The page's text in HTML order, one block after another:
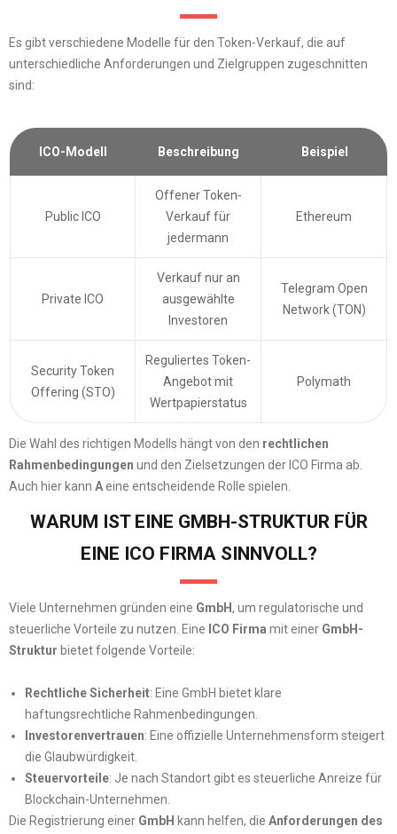
Es gibt verschiedene Modelle für den Token-Verkauf, die auf
unterschiedliche Anforderungen und Zielgruppen zugeschnitten
sind:
ICO-Modell Beschreibung Beispiel
Public ICO
Offener Token-
Verkauf für
jedermann
Ethereum
Private ICO
Verkauf nur an
ausgewählte
Investoren
Telegram Open
Network (TON)
Security Token
Offering (STO)
Reguliertes Token-
Angebot mit
Wertpapierstatus
Polymath
Die Wahl des richtigen Modells hängt von den rechtlichen
Rahmenbedingungen und den Zielsetzungen der ICO Firma ab.
Auch hier kann Aeine entscheidende Rolle spielen.
WARUM IST EINE GMBH-STRUKTUR FÜR
EINE ICO FIRMA SINNVOLL?
Viele Unternehmen gründen eine GmbH, um regulatorische und
steuerliche Vorteile zu nutzen. Eine ICO Firma mit einer GmbH-
Struktur bietet folgende Vorteile:
Rechtliche Sicherheit: Eine GmbH bietet klare
haftungsrechtliche Rahmenbedingungen.
Investorenvertrauen: Eine offizielle Unternehmensform steigert
die Glaubwürdigkeit.
Steuervorteile: Je nach Standort gibt es steuerliche Anreize für
Blockchain-Unternehmen.
Die Registrierung einer GmbH kann helfen, die Anforderungen des